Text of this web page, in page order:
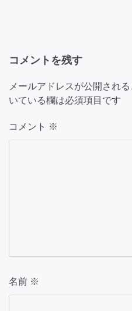
シ
ン
コメントを残す
メールアドレスが公開される
いている欄は必須項目です
コメント ※
名前 ※